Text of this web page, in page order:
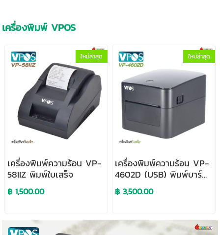
เครื่องพิมพ์ VPOS
ใหม่ล่าสุด
เครื่องพิมพ์ความร้อน VP-
58IIZ พิมพ์ใบเสร็จ
฿ 1,500.00
ใหม่ล่าสุด
เครื่องพิมพ์ความร้อน VP-
4602D (USB) พิมพ์บาร์
โค้ด ใบปะหน้า
฿ 3,500.00